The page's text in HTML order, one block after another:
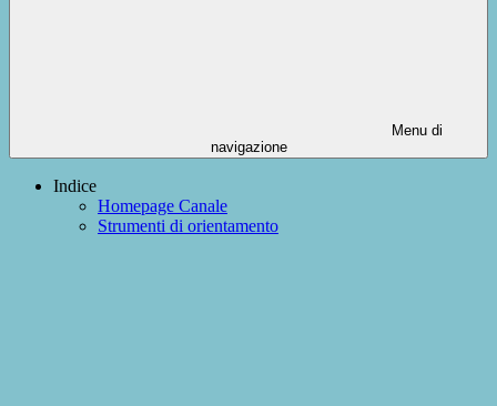
Menu di
navigazione
Indice
Homepage Canale
Strumenti di orientamento